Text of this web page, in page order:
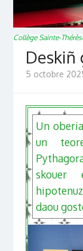
Collège Sainte-
Deskiñ
5 octobre
Un
un
skouer
daou